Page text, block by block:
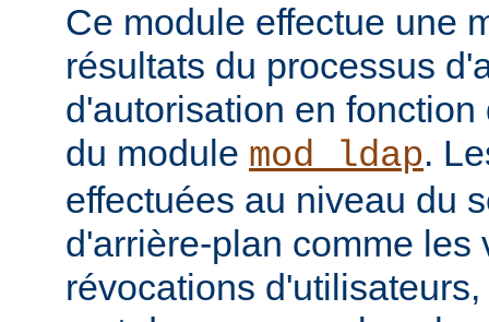
Ce module effectue une
résultats du processus
d'autorisation en
du module mod_ldap.
effectuées au niveau du
d'arrière-plan comme les
révocations